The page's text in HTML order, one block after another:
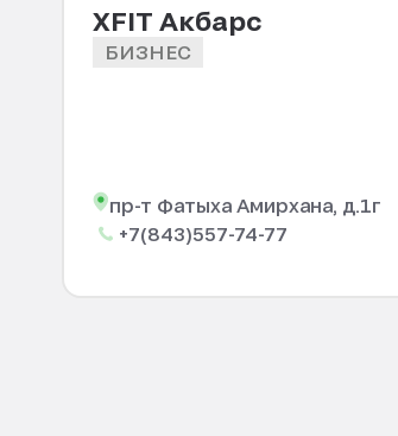
XFIT Акбарс
БИЗНЕС
пр-т Фатыха Амирхана, д.1г
+7(843)557-74-77